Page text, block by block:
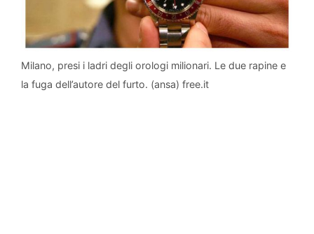
Milano, presi i ladri degli orologi milionari. Le due rapine e
la fuga dell’autore del furto. (ansa) free.it